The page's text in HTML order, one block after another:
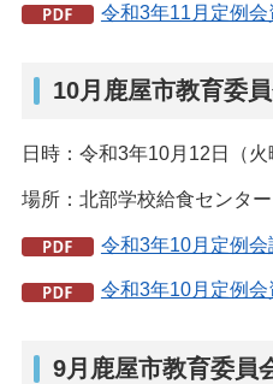
令和3年11月定例会
10月鹿屋市教育委
日時：令和3年10月12日（
場所：北部学校給食センター
令和3年10月定例会
令和3年10月定例会
9月鹿屋市教育委員